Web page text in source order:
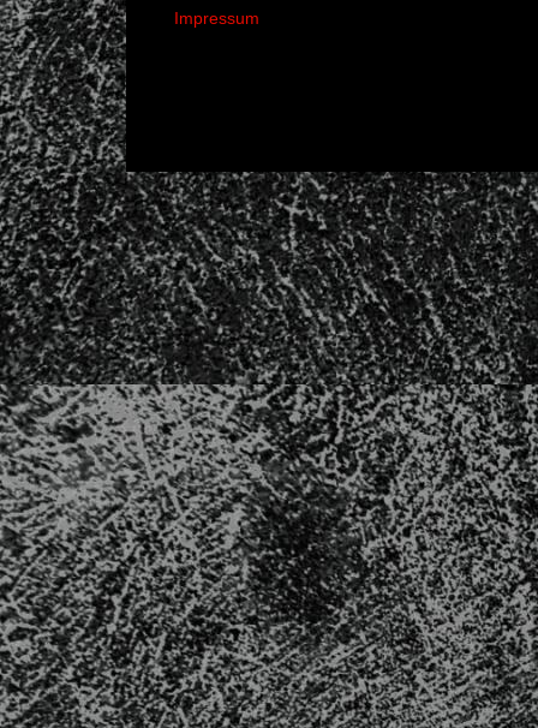
Impressum